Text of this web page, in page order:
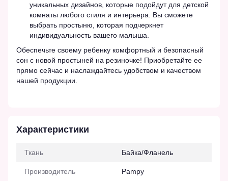
уникальных дизайнов, которые подойдут для детской
комнаты любого стиля и интерьера. Вы сможете
выбрать простыню, которая подчеркнет
индивидуальность вашего малыша.
Обеспечьте своему ребенку комфортный и безопасный
сон с новой простыней на резиночке! Приобретайте ее
прямо сейчас и наслаждайтесь удобством и качеством
нашей продукции.
Характеристики
Ткань Байка/Фланель
Производитель Pampy